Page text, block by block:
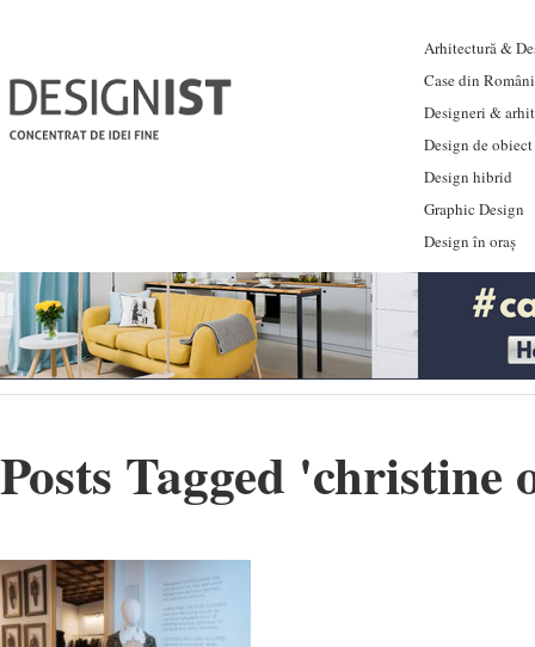
Arhitectură &
Case din
Designeri &
Design de obiect
Design hibrid
Graphic Design
Design în oraș
Posts Tagged 'christine